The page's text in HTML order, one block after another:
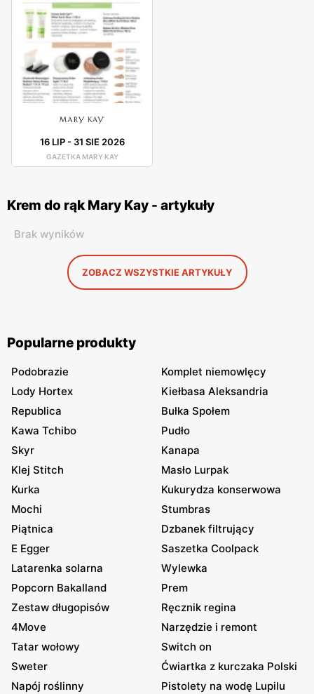
16 LIP- 31 SIE 2026
GAZETKA MARY KAY
Krem do rąk Mary Kay - artykuły
Brak wyników
ZOBACZ WSZYSTKIE ARTYKUŁY
Popularne produkty
Podobrazie
Komplet niemowlęcy
Lody Hortex
Kiełbasa Aleksandria
Republica
Bułka Społem
Kawa Tchibo
Pudło
Skyr
Kanapa
Klej Stitch
Masło Lurpak
Kurka
Kukurydza konserwowa
Mochi
Stumbras
Piątnica
Dzbanek filtrujący
E Egger
Saszetka Coolpack
Latarenka solarna
Wylewka
Popcorn Bakalland
Prem
Zestaw długopisów
Ręcznik regina
4Move
Narzędzie i remont
Tatar wołowy
Switch on
Sweter
Ćwiartka z kurczaka Polski
Napój roślinny
Pistolety na wodę Lupilu